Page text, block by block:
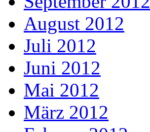
August 2012
Juli 2012
Juni 2012
Mai 2012
März 2012